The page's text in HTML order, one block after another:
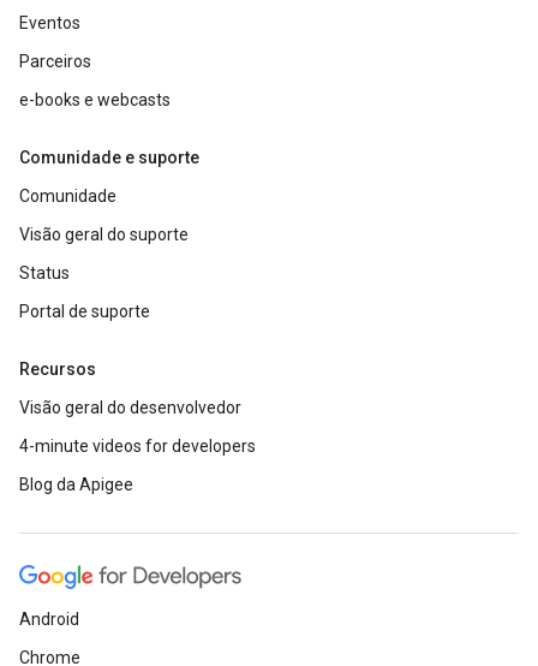
Eventos
Parceiros
e-books e webcasts
Comunidade e suporte
Comunidade
Visão geral do suporte
Status
Portal de suporte
Recursos
Visão geral do desenvolvedor
4-minute videos for developers
Blog da Apigee
Android
Chrome